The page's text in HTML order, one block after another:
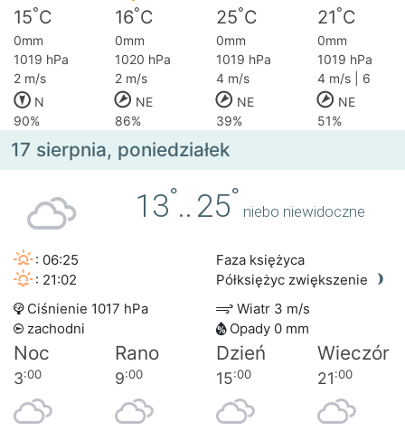
15°C 16°C 25°C 21°C
0mm 0mm 0mm
0mm
1019 hPa
1020 hPa 1019 hPa
1019 hPa
2 m/s
2 m/s 4 m/s
4 m/s | 6
N
NE NE
NE
90%
86% 39% 51%
17 sierpnia, poniedziałek
13°.. 25°
niebo niewidoczne
: 06:25
: 21:02
Faza księżyca
Półksiężyc zwiększenie
Ciśnienie 1017 hPa
Wiatr 3 m/s
zachodni
Opady 0 mm
Noc Rano Dzień Wieczór
3:00 9:00 15:00 21:00